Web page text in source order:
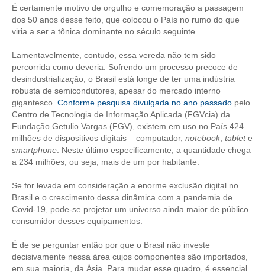
LEI 6.496/1977 – ART
RES 1.002/2002 – CÓDIGO DE ÉTICA
HOMOLOGAÇÕES
PISO SALARIAL
FIQUE POR DENTRO
OPORTUNIDADES
APRESENTAÇÃO
CARREIRA
AUTÔNOMOS E SERVIÇOS
NEWSLETTER
É certamente motivo de orgulho e comemoração a passagem
dos 50 anos desse feito, que colocou o País no rumo do que
viria a ser a tônica dominante no século seguinte.
Lamentavelmente, contudo, essa vereda não tem sido
percorrida como deveria. Sofrendo um processo precoce de
desindustrialização, o Brasil está longe de ter uma indústria
robusta de semicondutores, apesar do mercado interno
gigantesco. Conforme pesquisa divulgada no ano passado pelo
Centro de Tecnologia de Informação Aplicada (FGVcia) da
Fundação Getulio Vargas (FGV), existem em uso no País 424
milhões de dispositivos digitais – computador, notebook, tablete
smartphone. Neste último especificamente, a quantidade chega
a 234 milhões, ou seja, mais de um por habitante.
Se for levada em consideração a enorme exclusão digital no
Brasil e o crescimento dessa dinâmica com a pandemia de
Covid-19, pode-se projetar um universo ainda maior de público
consumidor desses equipamentos.
É de se perguntar então por que o Brasil não investe
decisivamente nessa área cujos componentes são importados,
em sua maioria, da Ásia. Para mudar esse quadro, é essencial